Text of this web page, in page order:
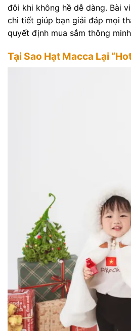
đôi khi không hề dễ dàng. Bài
chi tiết giúp bạn giải đáp mọi
quyết định mua sắm thông
Tại Sao Hạt Macca Lại